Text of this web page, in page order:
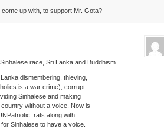
up with, to support Mr. Gota?
race, Sri Lanka and Buddhism.
dismembering, thieving,
is a war crime), corrupt
Sinhalese and making
without a voice. Now is
along with
Sinhalese to have a voice.